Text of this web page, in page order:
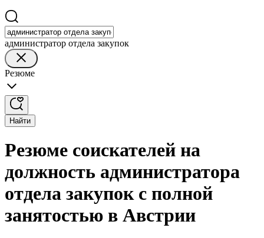
администратор отдела закупок
Резюме
Найти
Резюме соискателей на
должность администратора
отдела закупок с полной
занятостью в Австрии